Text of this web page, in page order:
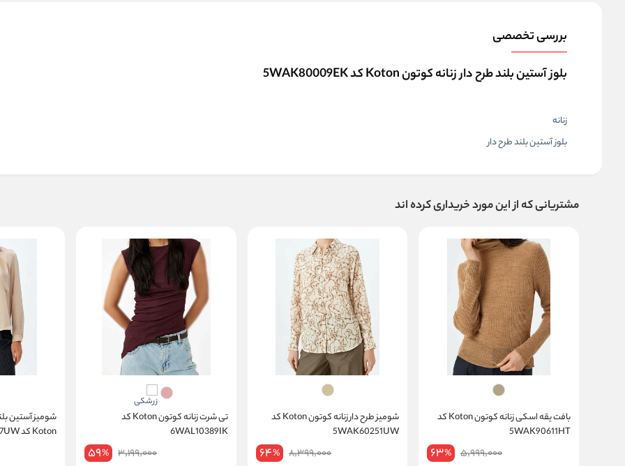
بررسی تخصصی
بلوز آستین بلند طرح دار زنانه کوتون Koton کد 5WAK80009EK
زنانه
بلوز آستین بلند طرح دار
مشتریانی که از این مورد خریداری کرده اند
بافت یقه اسکی زنانه کوتون Koton کد
5WAK90611HT
5,999,000
63%
شومیز طرح دار زنانه کوتون Koton کد
5WAK60251UW
8,399,000
64%
تی شرت زنانه کوتون Koton کد
6WAL10389IK
3,199,000
59%
شومیز آستین
Koton کد 5WAK60027UW